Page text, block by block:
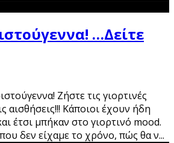
…Δείτε
Ζήστε τις γιορτινές
αισθήσεις!!! Κάποιοι έχουν ήδη
έτσι μπήκαν στο γιορτινό mood.
δεν είχαμε το χρόνο, πώς θα ν...